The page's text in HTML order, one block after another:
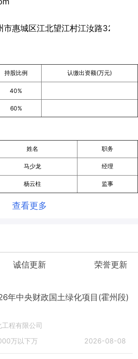
市惠城区江北望江村江汝路32号厂房
持股比例 认缴出资额(万元)
40%
60%
姓名 职务
马少龙 经理
杨云柱 监事
查看更多
诚信更新 荣誉更新
年中央财政国土绿化项目(霍州段)
程有限公司
万以下万 2026-08-08